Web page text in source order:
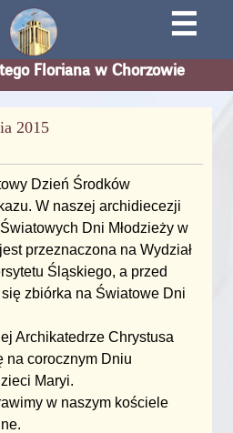
☰
Floriana w Chorzowie
2015
Dzień Środków
W naszej archidiecezji
Dni Młodzieży w
przeznaczona na Wydział
Śląskiego, a przed
się zbiórka na Światowe Dni
Archikatedrze Chrystusa
na corocznym Dniu
Maryi.
w naszym kościele